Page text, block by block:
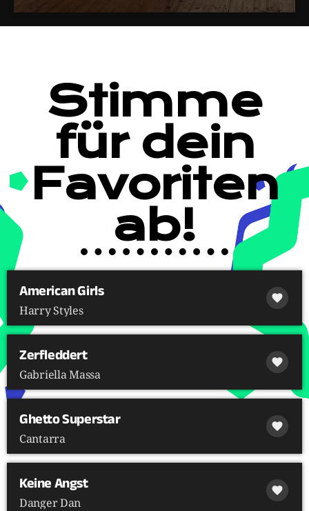
Stimme
für dein
Favoriten
ab!
American Girls
Harry Styles
favorite
Zerfleddert
Gabriella Massa
favorite
Ghetto Superstar
Cantarra
favorite
Keine Angst
Danger Dan
favorite